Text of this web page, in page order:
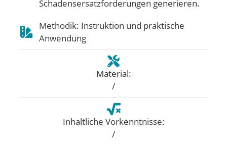
Schadensersatzforderungen generieren.
Methodik: Instruktion und praktische
Anwendung
Material:
/
Inhaltliche Vorkenntnisse:
/